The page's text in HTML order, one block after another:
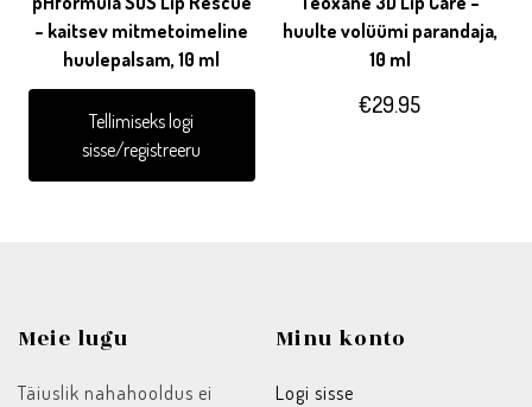
TRIGLYCERIDE, CI 15850 / RED 7, CETEARYL ETHYLHEXANOATE,
BUTYLENE/ETHYLENE/STYRENE COPOLYMER, CI 19140 / YELLOW 5
LAKE, CI 77491 / IRON OXIDES, CI 42090 / BLUE 1 LAKE,
TOCOPHEROL, TIN OXIDE, SORBITAN ISOSTEARATE, ACMELLA
OLERACEA EXTRACT, BHT, PORTULACA PILOSA EXTRACT, AQUA /
WATER, SUCROSE COCOATE, CI 77499 / IRON OXIDES, ALCOHOL,
– kaitsev mitmetoimeline
huulepalsam, 10 ml
Tellimiseks logi
sisse/registreeru
huulte volüümi parandaja,
10 ml
€29.95
Meie lugu
Täiuslik nahahooldus ei
Minu konto
Logi sisse